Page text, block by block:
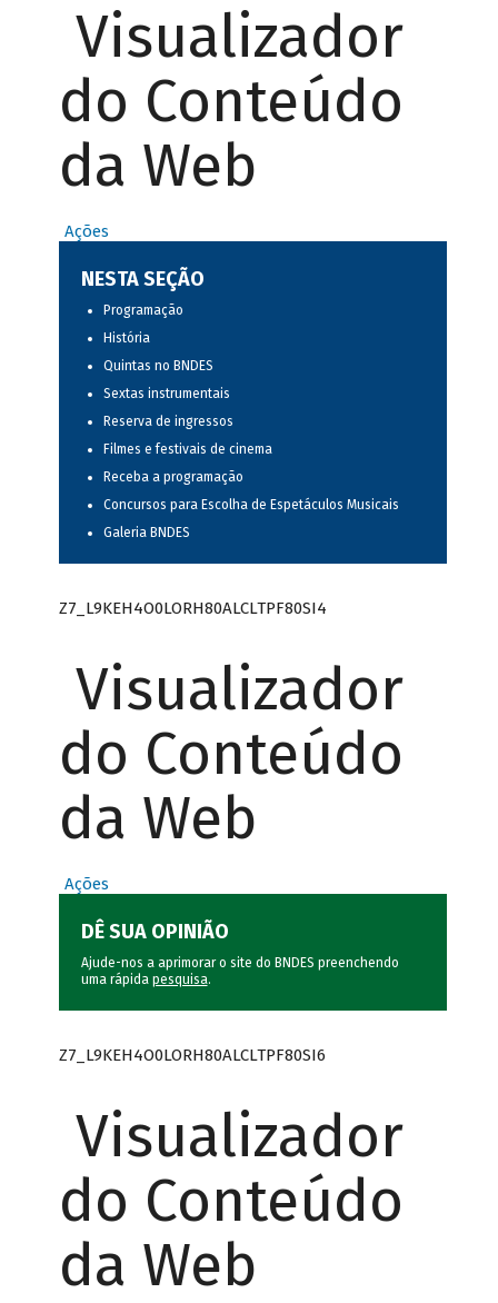
Visualizador
do Conteúdo
da Web
Ações
NESTA SEÇÃO
Programação
História
Quintas no BNDES
Sextas instrumentais
Reserva de ingressos
Filmes e festivais de cinema
Receba a programação
Concursos para Escolha de Espetáculos Musicais
Galeria BNDES
Z7_L9KEH4O0LORH80ALCLTPF80SI4
Visualizador
do Conteúdo
da Web
Ações
DÊ SUA OPINIÃO
Ajude-nos a aprimorar o site do BNDES preenchendo
uma rápida pesquisa.
Z7_L9KEH4O0LORH80ALCLTPF80SI6
Visualizador
do Conteúdo
da Web